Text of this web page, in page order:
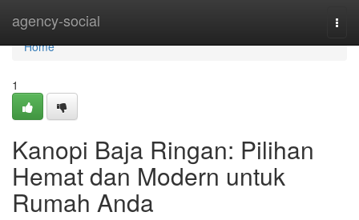
agency-social
Home
Home
1
Kanopi Baja Ringan: Pilihan
Hemat dan Modern untuk
Rumah Anda